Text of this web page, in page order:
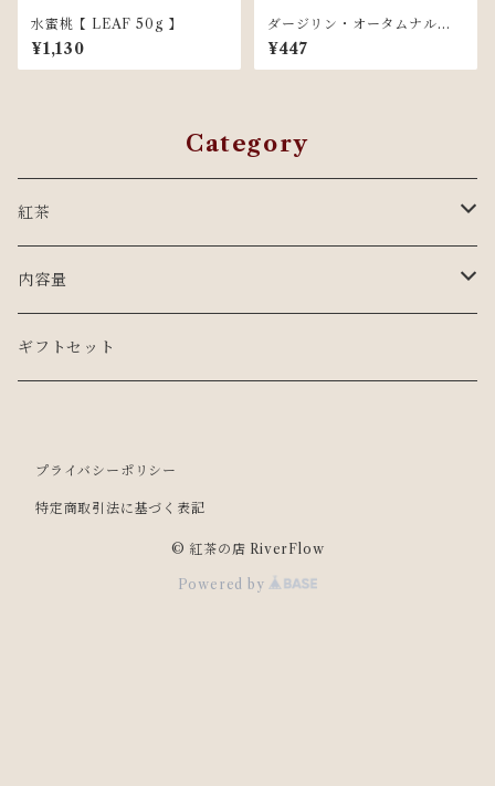
水蜜桃【 LEAF 50g 】
¥1,130
ダージリン・オータムナル【
LEAF 5g 】
¥447
Category
紅茶
至幸の紅茶シリーズ
有機栽培紅茶（オーガニック）・化学肥料不使用
台湾
インド
カフェインレスティー
内容量
LEAF 50g
TEA BAG 10個入
ギフトセット
プライバシーポリシー
特定商取引法に基づく表記
© 紅茶の店 RiverFlow
Powered by